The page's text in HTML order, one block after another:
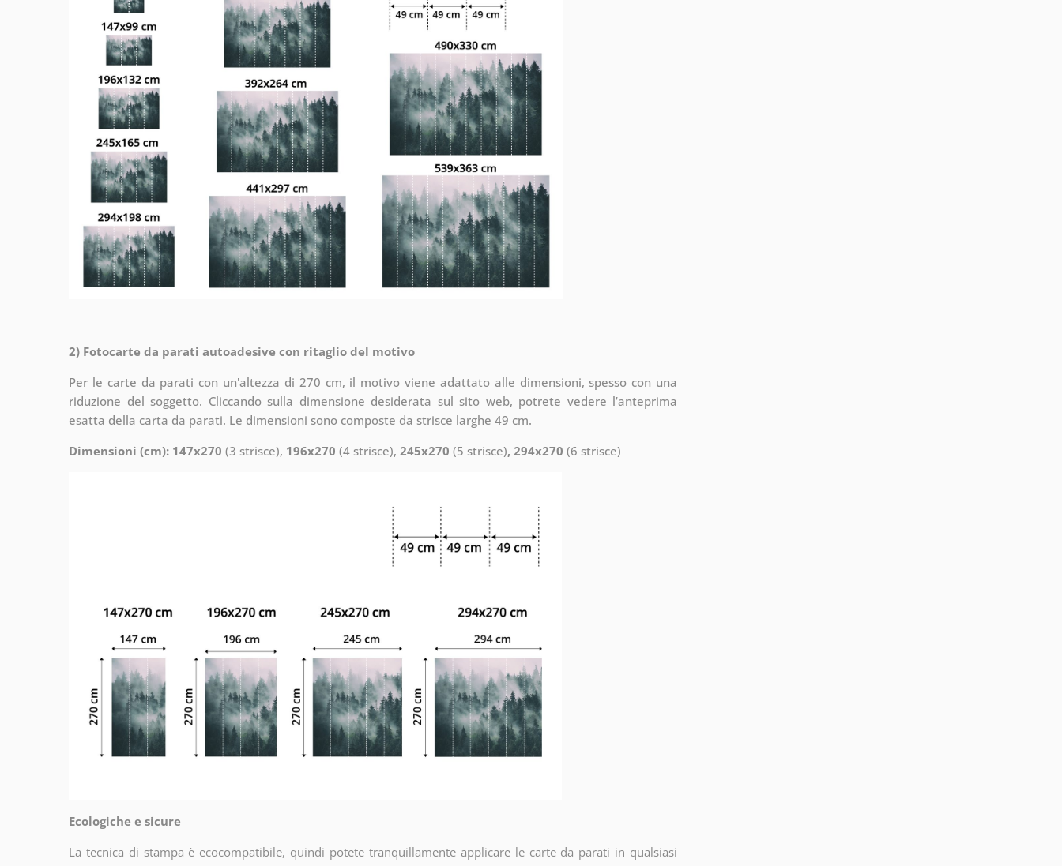
2) Fotocarte da parati autoadesive con ritaglio del motivo
Per le carte da parati con un'altezza di 270 cm, il motivo viene adattato alle dimensioni, spesso con una
riduzione del soggetto. Cliccando sulla dimensione desiderata sul sito web, potrete vedere l’anteprima
esatta della carta da parati. Le dimensioni sono composte da strisce larghe 49 cm.
Dimensioni (cm): 147x270 (3 strisce), 196x270 (4 strisce), 245x270 (5 strisce), 294x270 (6 strisce)
Ecologiche e sicure
La tecnica di stampa è ecocompatibile, quindi potete tranquillamente applicare le carte da parati in qualsiasi